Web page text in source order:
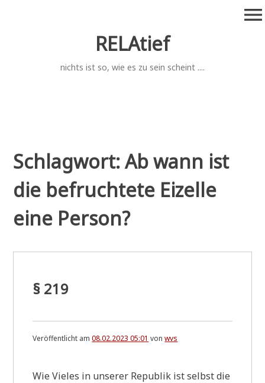
RELAtief
nichts ist so, wie es zu sein scheint ....
menu
Schlagwort:Ab wann ist
die befruchtete Eizelle
eine Person?
§ 219
Veröffentlicht am08.02.2023 05:01 vonwvs
Wie Vie­les in unse­rer Repu­blik ist selbst die